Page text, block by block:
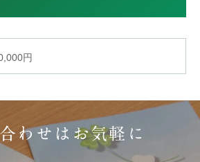
円
わせはお気軽に